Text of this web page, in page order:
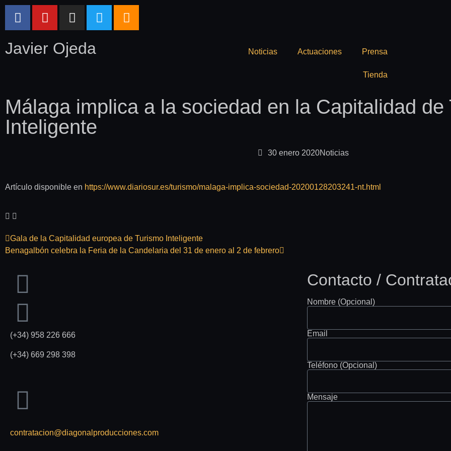
Javier Ojeda Noticias Actuaciones Prensa
Tienda
Málaga implica a la sociedad en la Capitalidad de
Inteligente
30 enero 2020Noticias
Artículo disponible en https://www.diariosur.es/turismo/malaga-implica-sociedad-20200128203241-nt.html
Gala de la Capitalidad europea de Turismo Inteligente
Benagalbón celebra la Feria de la Candelaria del 31 de enero al 2 de febrero
(+34) 958 226 666
(+34) 669 298 398
contratacion@diagonalproducciones.com
Contacto /
Nombre (Opcional)
Email
Teléfono (Opcional)
Mensaje